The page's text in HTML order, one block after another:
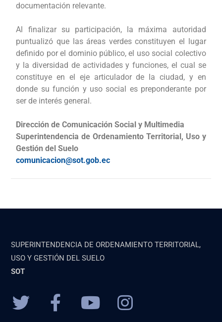
documentación relevante.
Al finalizar su participación, la máxima autoridad
puntualizó que las áreas verdes constituyen el lugar
definido por el dominio público, el uso social colectivo
y la diversidad de actividades y funciones, el cual se
constituye en el eje articulador de la ciudad, y en
donde su función y uso social es preponderante por
ser de interés general.
Dirección de Comunicación Social y Multimedia
Superintendencia de Ordenamiento Territorial, Uso y
Gestión del Suelo
comunicacion@sot.gob.ec
SUPERINTENDENCIA DE ORDENAMIENTO TERRITORIAL,
USO Y GESTIÓN DEL SUELO
SOT